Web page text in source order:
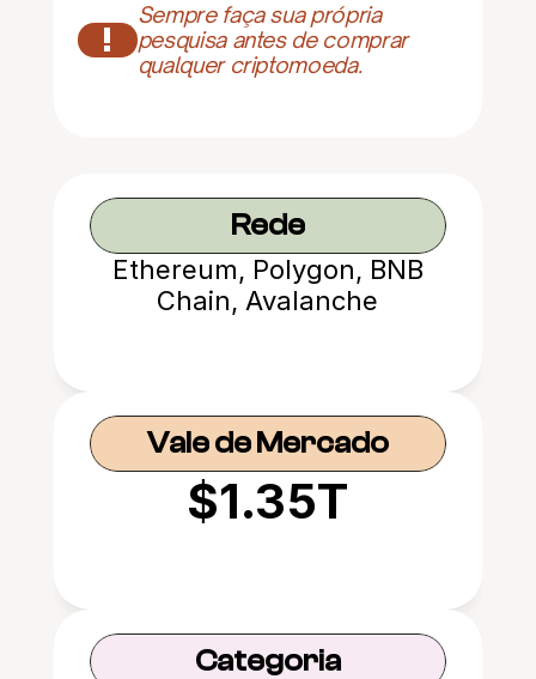
!
Sempre faça sua própria
pesquisa antes de comprar
qualquer criptomoeda.
Rede
Ethereum, Polygon, BNB
Chain, Avalanche
Vale de Mercado
$1.35T
Categoria